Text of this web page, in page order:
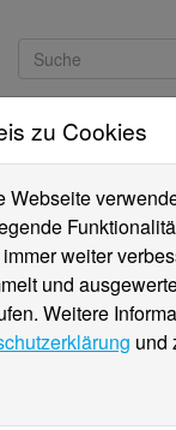
zu Cookies
Webseite
weiter
und
Weitere
und